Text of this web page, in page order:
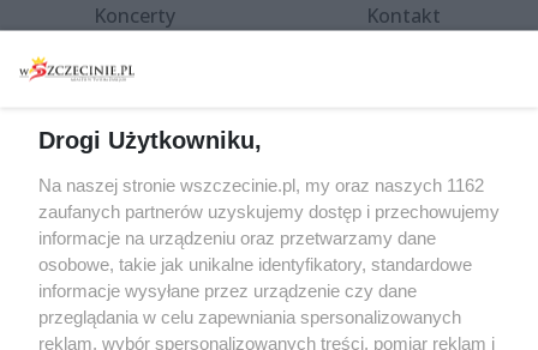
Koncerty
Spacery i oprowadzania
targi
Wernisaże
Więcej
Kontakt
Specjalny koncert z okazji
20. urodzin portalu
wSzczecinie.pl
Regulamin konkursów
śniadaniówka "Hej
Szczecin! Jest piątek!"
Drogi Użytkowniku,
Na naszej stronie wszczecinie.pl, my oraz naszych 1162
zaufanych partnerów uzyskujemy dostęp i przechowujemy
informacje na urządzeniu oraz przetwarzamy dane
osobowe, takie jak unikalne identyfikatory, standardowe
informacje wysyłane przez urządzenie czy dane
przeglądania w celu zapewniania spersonalizowanych
reklam, wybór spersonalizowanych treści, pomiar reklam i